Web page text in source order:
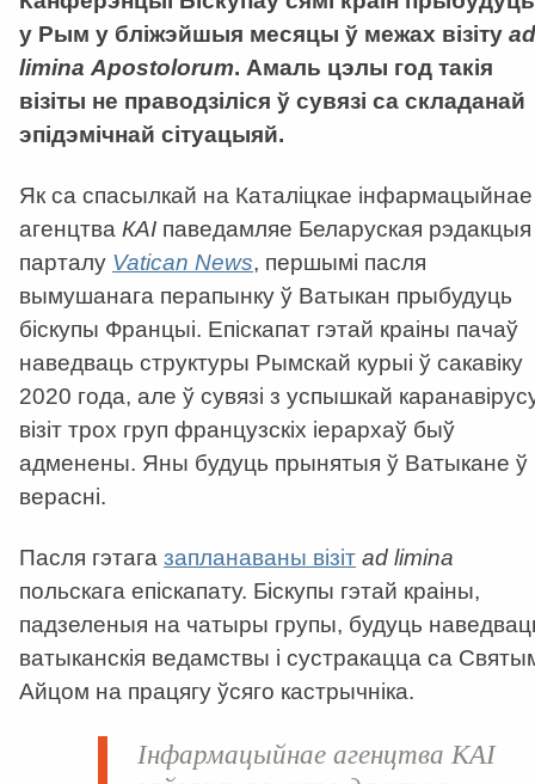
у Рым у бліжэйшыя месяцы ў межах візіту аd
limina Аpostolorum. Амаль цэлы год такія
візіты не праводзіліся ў сувязі са складанай
эпідэмічнай сітуацыяй.
Як са спасылкай на Каталіцкае інфармацыйнае
агенцтва КАІ паведамляе Беларуская рэдакцыя
парталу Vatican News, першымі пасля
вымушанага перапынку ў Ватыкан прыбудуць
біскупы Францыі. Епіскапат гэтай краіны пачаў
наведваць структуры Рымскай курыі ў сакавіку
2020 года, але ў сувязі з успышкай
візіт трох груп французскіх іерархаў быў
адменены. Яны будуць прынятыя ў Ватыкане ў
верасні.
Пасля гэтага запланаваны візіт ad limina
польскага епіскапату. Біскупы гэтай краіны,
падзеленыя на чатыры групы, будуць
ватыканскія ведамствы і сустракацца са
Айцом на працягу ўсяго кастрычніка.
Інфармацыйнае агенцтваКАІ